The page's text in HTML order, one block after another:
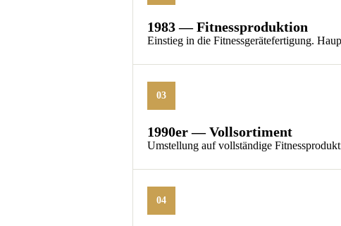
1983 — Fitnessproduktion
Einstieg in die Fitnessgerätefertigung.
03
1990er — Vollsortiment
Umstellung auf vollständige
04